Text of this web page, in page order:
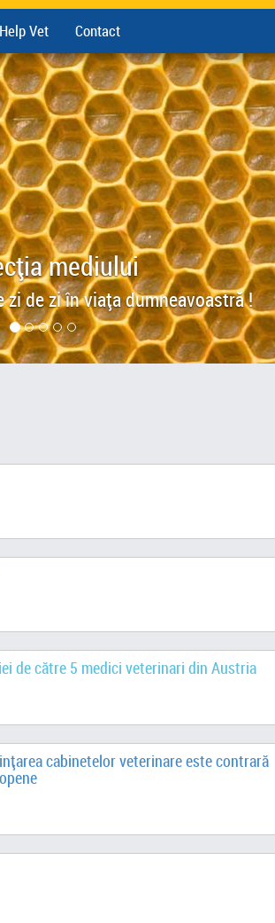
Help Vet Contact
mediului
de zi în viața dumneavoastră !
de către 5 medici veterinari din Austria
cabinetelor veterinare este contrară